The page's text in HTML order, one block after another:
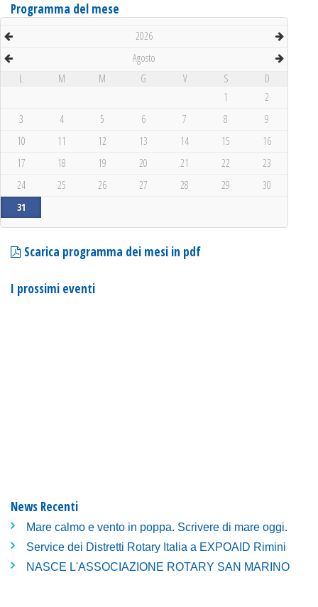
Programma del mese
2026
Agosto
L
M M G V S
D
1
2
3
4 5 6 7 8
9
10
11 12 13 14 15
16
17
18 19 20 21 22
23
24
25 26 27 28 29
30
31
Scarica programma dei mesi in pdf
I prossimi eventi
News Recenti
Mare calmo e vento in poppa. Scrivere di mare oggi.
Service dei Distretti Rotary Italia a EXPOAID Rimini
NASCE L'ASSOCIAZIONE ROTARY SAN MARINO